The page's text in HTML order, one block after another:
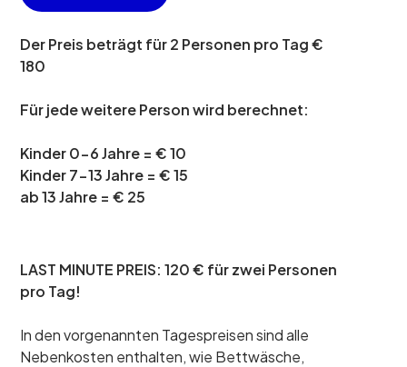
Der Preis beträgt für 2 Personen pro Tag €
180
Für jede weitere Person wird berechnet:
Kinder 0-6 Jahre = € 10
Kinder 7-13 Jahre = € 15
ab 13 Jahre = € 25
LAST MINUTE PREIS: 120 € für zwei Personen
pro Tag!
In den vorgenannten Tagespreisen sind alle
Nebenkosten enthalten, wie Bettwäsche,